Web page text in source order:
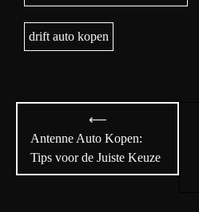
drift auto kopen
navigatie
⟵
Antenne Auto Kopen:
Tips voor de Juiste Keuze